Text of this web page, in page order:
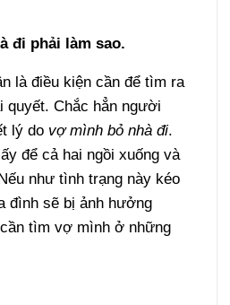
đi phải làm sao.
là điều kiện cần để tìm ra
quyết. Chắc hẳn người
lý do vợ mình bỏ nhà đi.
để cả hai ngồi xuống và
như tình trạng này kéo
đình sẽ bị ảnh hưởng
tìm vợ mình ở những